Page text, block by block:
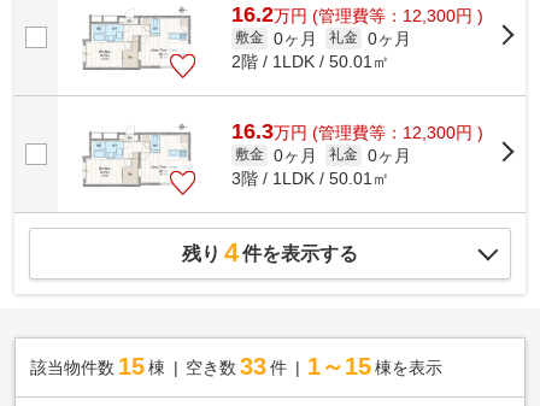
16.2万円 (管理費等：12,300円 )
敷金 0ヶ月 礼金 0ヶ月
2階 / 1LDK / 50.01㎡
16.3万円 (管理費等：12,300円 )
敷金 0ヶ月 礼金 0ヶ月
3階 / 1LDK / 50.01㎡
残り 4件を表示する
該当物件数 15棟 空き数 33 件 1～15 棟を表示